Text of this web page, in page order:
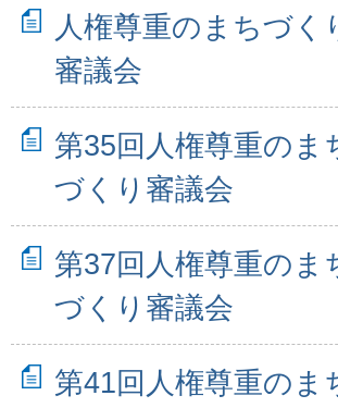
人権尊重のまちづく
審議会
第35回人権尊重のま
づくり審議会
第37回人権尊重のま
づくり審議会
第41回人権尊重のま